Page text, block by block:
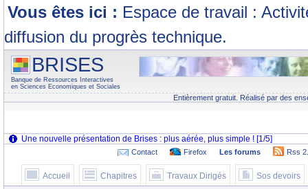
Vous êtes ici : Espace de travail :
diffusion du progrès technique.
BRISES
Banque de Ressources Interactives
en Sciences Economiques et Sociales
Entièrement gratuit. Réalisé par des
Contact Firefox Les forums Rss
Accueil Chapitres Travaux Dirigés Sos devoirs